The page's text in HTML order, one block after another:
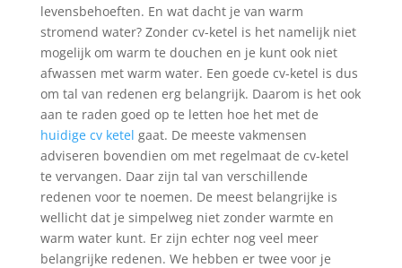
levensbehoeften. En wat dacht je van warm
stromend water? Zonder cv-ketel is het namelijk niet
mogelijk om warm te douchen en je kunt ook niet
afwassen met warm water. Een goede cv-ketel is dus
om tal van redenen erg belangrijk. Daarom is het ook
aan te raden goed op te letten hoe het met de
huidige cv ketel gaat. De meeste vakmensen
adviseren bovendien om met regelmaat de cv-ketel
te vervangen. Daar zijn tal van verschillende
redenen voor te noemen. De meest belangrijke is
wellicht dat je simpelweg niet zonder warmte en
warm water kunt. Er zijn echter nog veel meer
belangrijke redenen. We hebben er twee voor je